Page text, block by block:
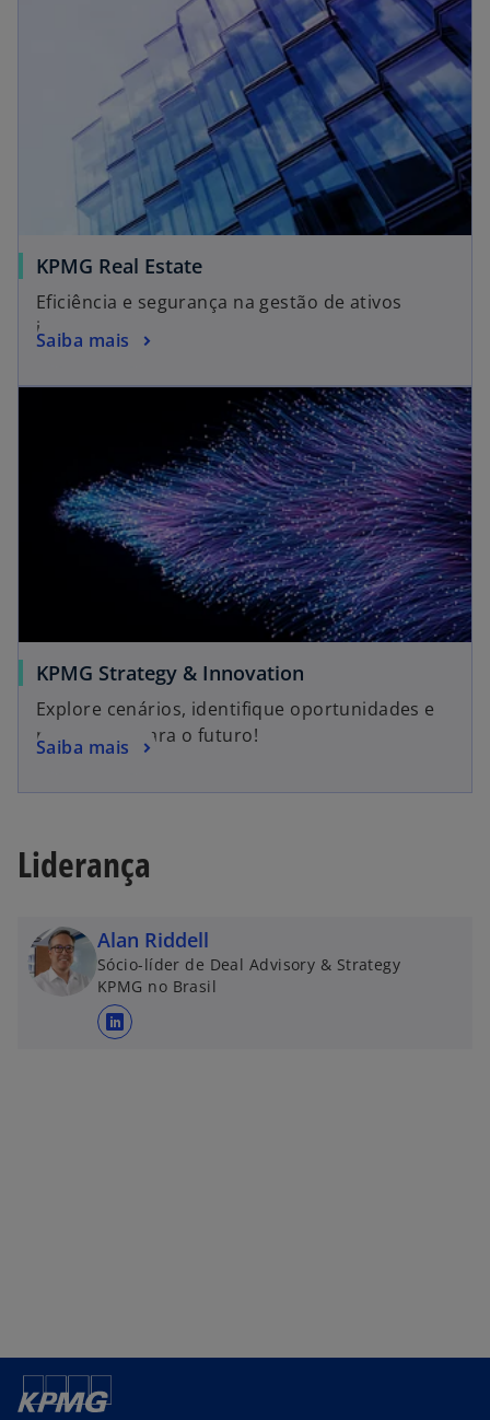
KPMG Real Estate
Eficiência e segurança na gestão de ativos
imobiliários!
Saiba mais
KPMG Strategy & Innovation
Explore cenários, identifique oportunidades e
prepare-se para o futuro!
Saiba mais
Liderança
Alan Riddell
Sócio-líder de Deal Advisory & Strategy
KPMG no Brasil
a